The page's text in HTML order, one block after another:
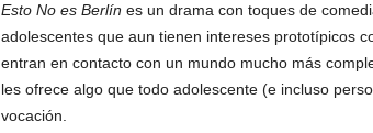
Esto No es Berlín es un drama con toques de
adolescentes que aun tienen intereses prototípicos
entran en contacto con un mundo mucho más
les ofrece algo que todo adolescente (e incluso
vocación.